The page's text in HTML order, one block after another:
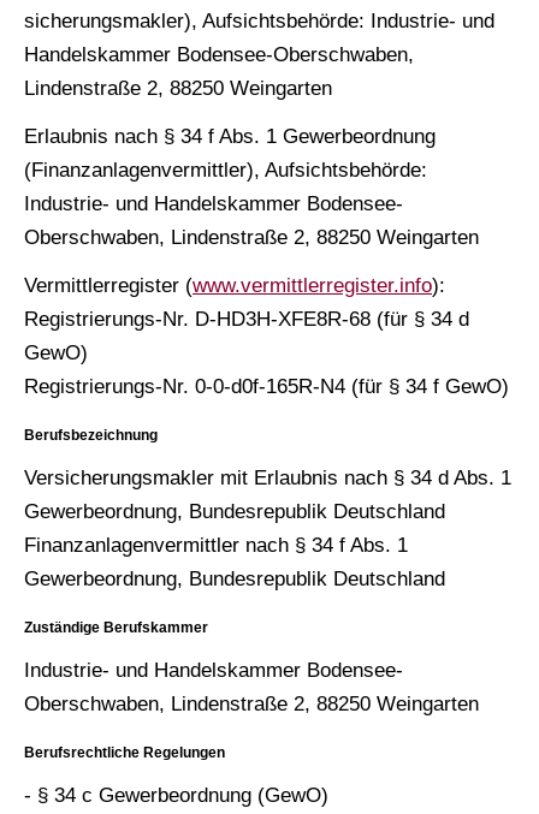
sicherungs­makler), Aufsichtsbehörde: Industrie- und
Handelskammer Bodensee-Oberschwaben,
Lindenstraße 2, 88250 Weingarten
Erlaubnis nach § 34 f Abs. 1 Gewerbeordnung
(Finanzanlagenvermittler), Aufsichtsbehörde:
Industrie- und Handelskammer Bodensee-
Oberschwaben, Lindenstraße 2, 88250 Weingarten
Vermittlerregister (www.vermittlerregister.info):
Registrierungs-Nr. D-HD3H-XFE8R-68 (für § 34 d
GewO)
Registrierungs-Nr. 0-0-d0f-165R-N4 (für § 34 f GewO)
Berufsbezeichnung
Ver­sicherungs­makler mit Erlaubnis nach § 34 d Abs. 1
Gewerbeordnung, Bundesrepublik Deutschland
Finanzanlagenvermittler nach § 34 f Abs. 1
Gewerbeordnung, Bundesrepublik Deutschland
Zuständige Berufskammer
Industrie- und Handelskammer Bodensee-
Oberschwaben, Lindenstraße 2, 88250 Weingarten
Berufsrechtliche Regelungen
- § 34 c Gewerbeordnung (GewO)